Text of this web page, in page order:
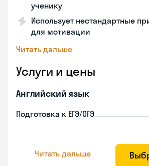
ученику
Использует нестандартные
для мотивации
Читать дальше
Услуги и цены
Английский язык
Подготовка к ЕГЭ/ОГЭ
Читать дальше